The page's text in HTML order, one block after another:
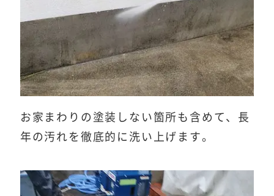
お家まわりの塗装しない箇所も含めて、長
年の汚れを徹底的に洗い上げます。